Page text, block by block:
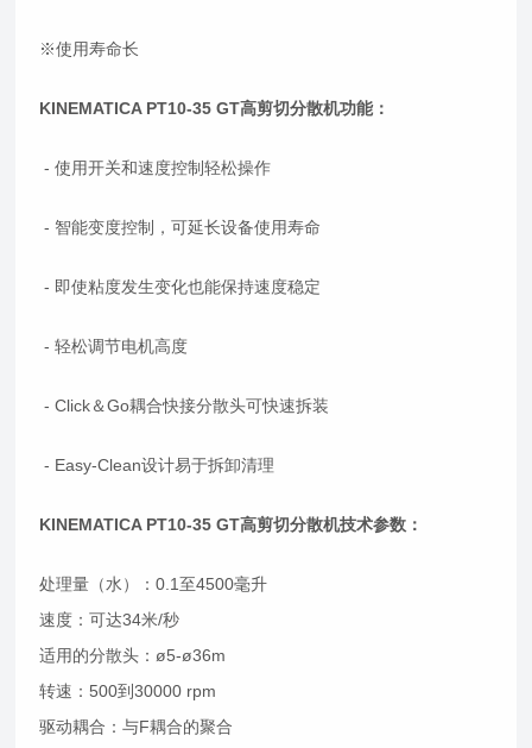
※使用寿命长
KINEMATICA PT10-35 GT高剪切分散机功能：
- 使用开关和速度控制轻松操作
- 智能变度控制，可延长设备使用寿命
- 即使粘度发生变化也能保持速度稳定
- 轻松调节电机高度
- Click＆Go耦合快接分散头可快速拆装
- Easy-Clean设计易于拆卸清理
KINEMATICA PT10-35 GT高剪切分散机技术参数：
处理量（水）：0.1至4500毫升
速度：可达34米/秒
适用的分散头：ø5-ø36m
转速：500到30000 rpm
驱动耦合：与F耦合的聚合